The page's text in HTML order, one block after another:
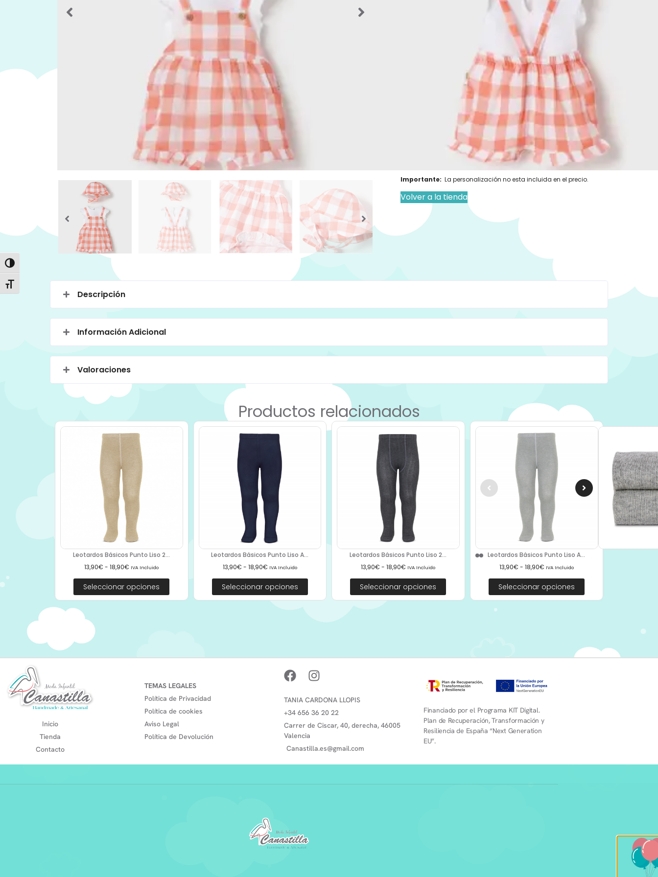
Alternar alto contraste
Alternar tamaño de letra
Añadir al carrito
Los productos personalizados se hacen bajo pedido, verifica
que el producto sea personalizable:
Importante: La personalización no esta incluida en el precio.
Volver a la tienda
Descripción
Información Adicional
Valoraciones
Productos relacionados
Leotardos Básicos Punto Liso 2...
13,90€ - 18,90€ IVA Incluido
Seleccionar opciones
Leotardos Básicos Punto Liso A...
13,90€ - 18,90€ IVA Incluido
Seleccionar opciones
Leotardos Básicos Punto Liso 2...
13,90€ - 18,90€ IVA Incluido
Seleccionar opciones
Leotardos Básicos Punto Liso A...
13,90€ - 18,90€ IVA Incluido
Seleccionar opciones
Inicio
Tienda
Contacto
TEMAS LEGALES
Política de Privacidad
Política de cookies
Aviso Legal
Política de Devolución
TANIA CARDONA LLOPIS
+34 656 36 20 22
Carrer de Ciscar, 40, derecha, 46005
Valencia
Canastilla.es@gmail.com
Financiado por el Programa KIT Digital.
Plan de Recuperación, Transformación y
Resiliencia de España “Next Generation
EU”.